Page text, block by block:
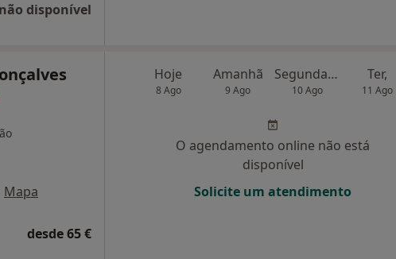
disponível
Mapa
desde 65 €
Hoje
8 Ago
Amanhã
9 Ago
Segunda-feira
10 Ago
Ter,
11 Ago
O agendamento online não está
disponível
Solicite um atendimento